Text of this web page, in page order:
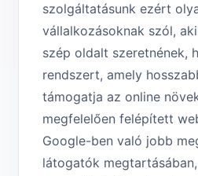
szolgáltatásunk ezért
vállalkozásoknak szól,
szép oldalt szeretnének,
rendszert, amely
támogatja az online
megfelelően felépített
Google-ben való jobb
látogatók